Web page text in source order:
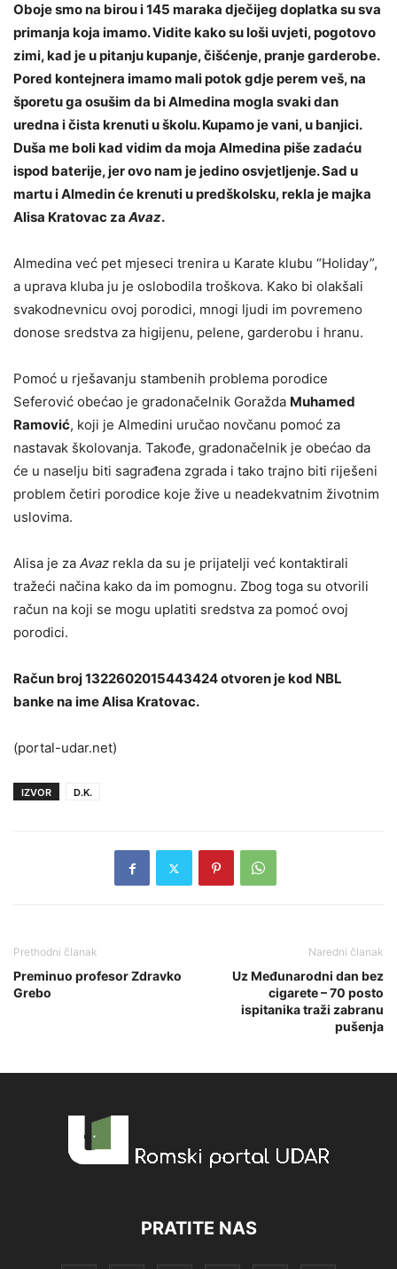
Oboje smo na birou i 145 maraka dječijeg doplatka su sva
primanja koja imamo. Vidite kako su loši uvjeti, pogotovo
zimi, kad je u pitanju kupanje, čišćenje, pranje garderobe.
Pored kontejnera imamo mali potok gdje perem veš, na
šporetu ga osušim da bi Almedina mogla svaki dan
uredna i čista krenuti u školu. Kupamo je vani, u banjici.
Duša me boli kad vidim da moja Almedina piše zadaću
ispod baterije, jer ovo nam je jedino osvjetljenje. Sad u
martu i Almedin će krenuti u predškolsku, rekla je majka
Alisa Kratovac za Avaz.
Almedina već pet mjeseci trenira u Karate klubu “Holiday”,
a uprava kluba ju je oslobodila troškova. Kako bi olakšali
svakodnevnicu ovoj porodici, mnogi ljudi im povremeno
donose sredstva za higijenu, pelene, garderobu i hranu.
Pomoć u rješavanju stambenih problema porodice
Seferović obećao je gradonačelnik Goražda Muhamed
Ramović, koji je Almedini uručao novčanu pomoć za
nastavak školovanja. Takođe, gradonačelnik je obećao da
će u naselju biti sagrađena zgrada i tako trajno biti riješeni
problem četiri porodice koje žive u neadekvatnim životnim
uslovima.
Alisa je za Avaz rekla da su je prijatelji već kontaktirali
tražeći načina kako da im pomognu. Zbog toga su otvorili
račun na koji se mogu uplatiti sredstva za pomoć ovoj
porodici.
Račun broj 1322602015443424 otvoren je kod NBL
banke na ime Alisa Kratovac.
(portal-udar.net)
IZVOR D.K.
Prethodni članak
Preminuo profesor Zdravko
Grebo
Naredni članak
Uz Međunarodni dan bez
cigarete – 70 posto
ispitanika traži zabranu
pušenja
PRATITE NAS